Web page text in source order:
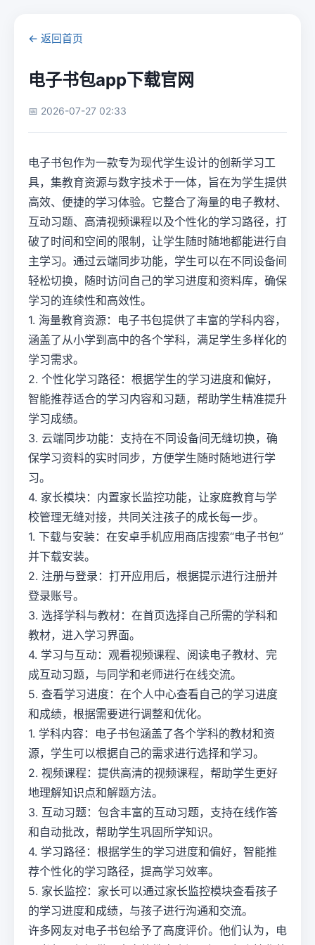
← 返回首页
电子书包app下载官网
📅 2026-07-27 02:33
电子书包作为一款专为现代学生设计的创新学习工
具，集教育资源与数字技术于一体，旨在为学生提供
高效、便捷的学习体验。它整合了海量的电子教材、
互动习题、高清视频课程以及个性化的学习路径，打
破了时间和空间的限制，让学生随时随地都能进行自
主学习。通过云端同步功能，学生可以在不同设备间
轻松切换，随时访问自己的学习进度和资料库，确保
学习的连续性和高效性。
1. 海量教育资源：电子书包提供了丰富的学科内容，
涵盖了从小学到高中的各个学科，满足学生多样化的
学习需求。
2. 个性化学习路径：根据学生的学习进度和偏好，
智能推荐适合的学习内容和习题，帮助学生精准提升
学习成绩。
3. 云端同步功能：支持在不同设备间无缝切换，确
保学习资料的实时同步，方便学生随时随地进行学
习。
4. 家长模块：内置家长监控功能，让家庭教育与学
校管理无缝对接，共同关注孩子的成长每一步。
1. 下载与安装：在安卓手机应用商店搜索“电子书包”
并下载安装。
2. 注册与登录：打开应用后，根据提示进行注册并
登录账号。
3. 选择学科与教材：在首页选择自己所需的学科和
教材，进入学习界面。
4. 学习与互动：观看视频课程、阅读电子教材、完
成互动习题，与同学和老师进行在线交流。
5. 查看学习进度：在个人中心查看自己的学习进度
和成绩，根据需要进行调整和优化。
1. 学科内容：电子书包涵盖了各个学科的教材和资
源，学生可以根据自己的需求进行选择和学习。
2. 视频课程：提供高清的视频课程，帮助学生更好
地理解知识点和解题方法。
3. 互动习题：包含丰富的互动习题，支持在线作答
和自动批改，帮助学生巩固所学知识。
4. 学习路径：根据学生的学习进度和偏好，智能推
荐个性化的学习路径，提高学习效率。
5. 家长监控：家长可以通过家长监控模块查看孩子
的学习进度和成绩，与孩子进行沟通和交流。
许多网友对电子书包给予了高度评价。他们认为，电